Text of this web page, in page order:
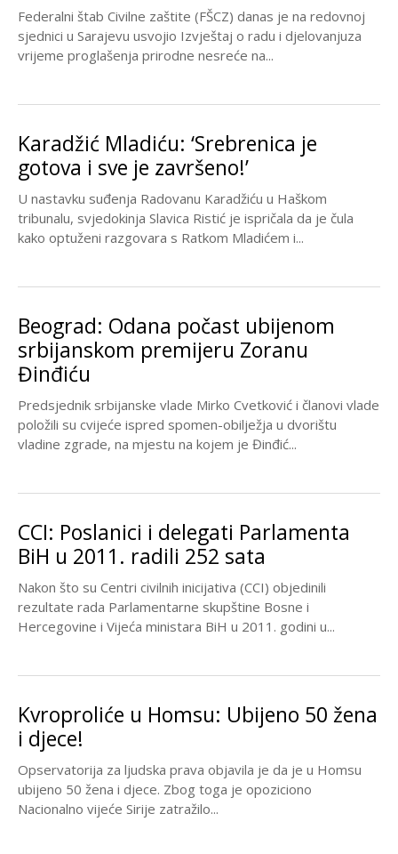
Federalni štab Civilne zaštite (FŠCZ) danas je na redovnoj
sjednici u Sarajevu usvojio Izvještaj o radu i djelovanjuza
vrijeme proglašenja prirodne nesreće na...
Karadžić Mladiću: ‘Srebrenica je
gotova i sve je završeno!’
U nastavku suđenja Radovanu Karadžiću u Haškom
tribunalu, svjedokinja Slavica Ristić je ispričala da je čula
kako optuženi razgovara s Ratkom Mladićem i...
Beograd: Odana počast ubijenom
srbijanskom premijeru Zoranu
Đinđiću
Predsjednik srbijanske vlade Mirko Cvetković i članovi vlade
položili su cvijeće ispred spomen-obilježja u dvorištu
vladine zgrade, na mjestu na kojem je Đinđić...
CCI: Poslanici i delegati Parlamenta
BiH u 2011. radili 252 sata
Nakon što su Centri civilnih inicijativa (CCI) objedinili
rezultate rada Parlamentarne skupštine Bosne i
Hercegovine i Vijeća ministara BiH u 2011. godini u...
Kvroproliće u Homsu: Ubijeno 50 žena
i djece!
Opservatorija za ljudska prava objavila je da je u Homsu
ubijeno 50 žena i djece. Zbog toga je opoziciono
Nacionalno vijeće Sirije zatražilo...